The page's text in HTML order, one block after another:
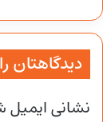
دیدگاهتان
نشانی